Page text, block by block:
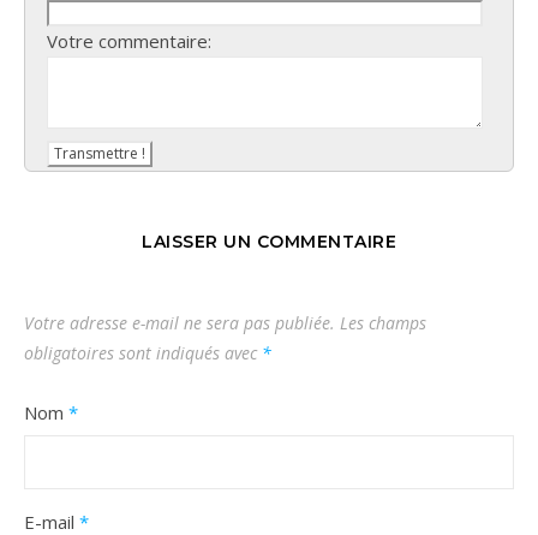
Votre commentaire:
LAISSER UN COMMENTAIRE
Votre adresse e-mail ne sera pas publiée. Les champs
obligatoires sont indiqués avec *
Nom *
E-mail *